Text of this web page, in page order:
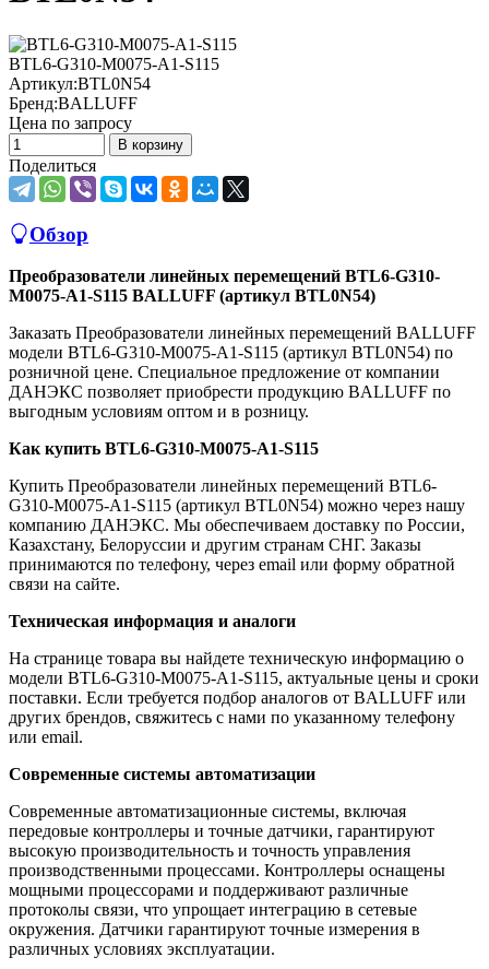
BTL6-G310-M0075-A1-S115
Артикул:BTL0N54
Бренд:BALLUFF
Цена по запросу
В корзину
Поделиться
Обзор
Преобразователи линейных перемещений BTL6-G310-
M0075-A1-S115 BALLUFF (артикул BTL0N54)
Заказать Преобразователи линейных перемещений BALLUFF
модели BTL6-G310-M0075-A1-S115 (артикул BTL0N54) по
розничной цене. Специальное предложение от компании
ДАНЭКС позволяет приобрести продукцию BALLUFF по
выгодным условиям оптом и в розницу.
Как купить BTL6-G310-M0075-A1-S115
Купить Преобразователи линейных перемещений BTL6-
G310-M0075-A1-S115 (артикул BTL0N54) можно через нашу
компанию ДАНЭКС. Мы обеспечиваем доставку по России,
Казахстану, Белоруссии и другим странам СНГ. Заказы
принимаются по телефону, через email или форму обратной
связи на сайте.
Техническая информация и аналоги
На странице товара вы найдете техническую информацию о
модели BTL6-G310-M0075-A1-S115, актуальные цены и сроки
поставки. Если требуется подбор аналогов от BALLUFF или
других брендов, свяжитесь с нами по указанному телефону
или email.
Современные системы автоматизации
Современные автоматизационные системы, включая
передовые контроллеры и точные датчики, гарантируют
высокую производительность и точность управления
производственными процессами. Контроллеры оснащены
мощными процессорами и поддерживают различные
протоколы связи, что упрощает интеграцию в сетевые
окружения. Датчики гарантируют точные измерения в
различных условиях эксплуатации.